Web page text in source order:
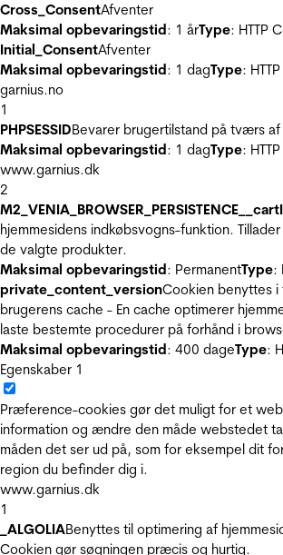
Cross_ConsentAfventer
Maksimal opbevaringstid: 1 årType: HTTP
Initial_ConsentAfventer
Maksimal opbevaringstid: 1 dagType:
garnius.no
1
PHPSESSIDBevarer brugertilstand på tværs
Maksimal opbevaringstid: 1 dagType:
www.garnius.dk
2
hjemmesidens indkøbsvogns-funktion.
de valgte produkter.
Maksimal opbevaringstid: PermanentType:
private_content_versionCookien benyttes
brugerens cache - En cache optimerer
laste bestemte procedurer på forhånd i
Maksimal opbevaringstid: 400 dageType:
Egenskaber 1
Præference-cookies gør det muligt for et
information og ændre den måde webstedet
måden det ser ud på, som for eksempel dit
region du befinder dig i.
www.garnius.dk
1
_ALGOLIABenyttes til optimering af
Cookien gør søgningen præcis og hurtig.